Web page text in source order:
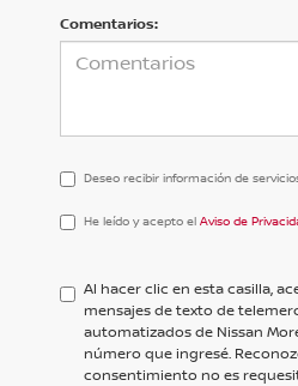
Comentarios:
Deseo recibir información de
He
acepto
href='/privacy.aspx'
target='_blank'>Aviso
He leído y acepto el Aviso de
Al hacer clic en esta casilla,
mensajes de texto de
automatizados de Nissan
número que ingresé.
consentimiento no es